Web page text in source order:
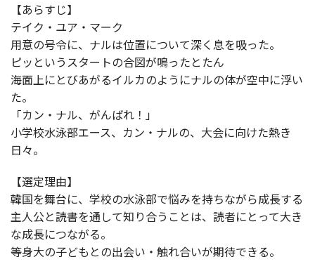
【あらすじ】
テイク・ユア・マーク
用意の号令に、ナルは位置について深く息を吸った。
ピッというスタートの合図が鳴ったとたん
海面上にとびあがるイルカのようにナルの体が空中に浮い
た。
「カン・ナル、がんばれ！」
小学校水泳部エース、カン・ナルの、大会に向けた熱き
日々。
【選定理由】
韓国を舞台に、学校の水泳部で悩みを持ちながら成長する
主人公と読書を通して知り合うことは、読者にとって大き
な成長につながる。
等身大の子どもとの出会い・触れ合いが期待できる。